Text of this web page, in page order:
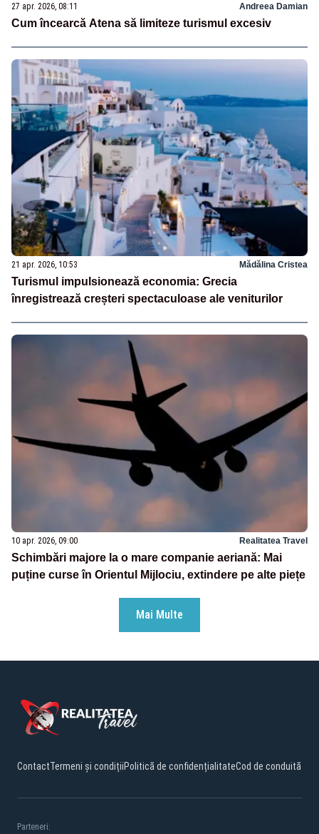
27 apr. 2026, 08:11 Andreea Damian
Cum încearcă Atena să limiteze turismul excesiv
21 apr. 2026, 10:53 Mădălina Cristea
Turismul impulsionează economia: Grecia
înregistrează creșteri spectaculoase ale veniturilor
10 apr. 2026, 09:00 Realitatea Travel
Schimbări majore la o mare companie aeriană: Mai
puține curse în Orientul Mijlociu, extindere pe alte piețe
Mai Multe
ContactTermeni și condițiiPolitică de confidențialitateCod de conduită
Parteneri: